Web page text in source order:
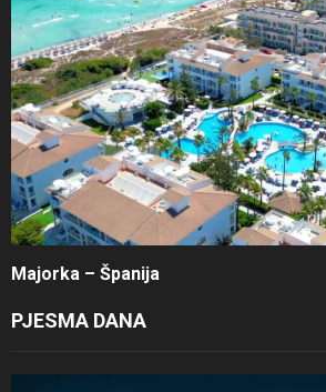
Majorka – Španija
PJESMA DANA